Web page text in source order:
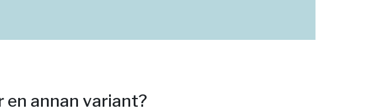
en annan variant?